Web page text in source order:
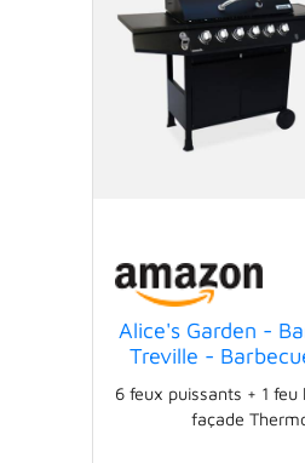
Alice's Garden -
Treville -
dont 1 feu
6 feux puissants + 1
façade